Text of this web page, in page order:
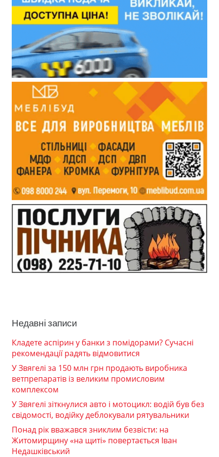
Недавні записи
Кладете аспірин у банки з помідорами? Сучасні
рекомендації радять відмовитися
У Звягелі за 150 млн грн продають виробника
ветпрепаратів із великим промисловим
комплексом
У Звягелі зіткнулися авто і мотоцикл: водій був без
свідомості, водійку деблокували рятувальники
Понад рік вважався зниклим безвісти: на
Житомирщину «на щиті» повертається Іван
Недашківський